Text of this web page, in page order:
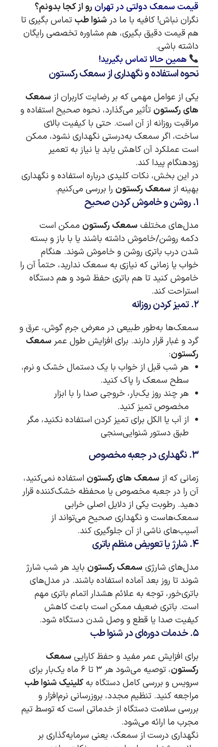
قیمت سمعک دولتی در تهران رو از کجا بدونم؟
نگران نباش! کافیه با ما در شنوا طب تماس بگیری تا
هم قیمت دقیق بگیری، هم مشاوره تخصصی رایگان
داشته باشی.
همین حالا تماس بگیرید!
نحوه استفاده و نگهداری از سمعک رکستون
یکی از عوامل مهمی که بر رضایت کاربران از سمعک
های رکستون تأثیر می‌گذارد، نحوه صحیح استفاده و
مراقبت روزانه از آن است. حتی با کیفیت بالای
ساخت، اگر سمعک به‌درستی نگهداری نشود، ممکن
است عملکرد آن کاهش یابد یا نیاز به تعمیر
زودهنگام پیدا کند.
در این بخش، نکات کلیدی درباره استفاده و نگهداری
بهینه از سمعک رکستون را بررسی می‌کنیم.
۱. روشن و خاموش کردن صحیح
مدل‌های مختلف سمعک رکستون ممکن است
دکمه روشن/خاموش داشته باشند یا با باز و بسته
شدن درب باتری روشن و خاموش شوند. هنگام
خواب یا زمانی که نیازی به سمعک ندارید، حتماً آن را
خاموش کنید تا هم باتری حفظ شود و هم دستگاه
استراحت کند.
۲. تمیز کردن روزانه
سمعک‌ها به‌طور طبیعی در معرض جرم گوش، عرق و
گرد و غبار قرار دارند. برای افزایش طول عمر سمعک
رکستون:
هر شب قبل از خواب با یک دستمال خشک و نرم،
سطح سمعک را پاک کنید.
هر چند روز یک‌بار، خروجی صدا را با ابزار
مخصوص تمیز کنید.
از آب یا الکل برای تمیز کردن استفاده نکنید، مگر
طبق دستور شنوایی‌سنجی
۳. نگهداری در جعبه مخصوص
زمانی که از سمعک های رکستون استفاده نمی‌کنید،
آن را در جعبه مخصوص یا محفظه خشک‌کننده قرار
دهید. رطوبت یکی از دلایل اصلی خرابی
سمعک‌هاست و نگهداری صحیح می‌تواند از
آسیب‌های ناشی از آن جلوگیری کند.
۴. شارژ یا تعویض منظم باتری
مدل‌های شارژی سمعک رکستون باید هر شب شارژ
شوند تا روز بعد آماده استفاده باشند. در مدل‌های
باتری‌خور، توجه به علائم هشدار اتمام باتری مهم
است. باتری ضعیف ممکن است باعث کاهش
کیفیت صدا یا قطع و وصل شدن دستگاه شود.
۵. خدمات دوره‌ای در شنوا طب
برای افزایش عمر مفید و حفظ کارایی سمعک
رکستون
، توصیه می‌شود هر ۳ تا ۶ ماه یک‌بار برای
سرویس و بررسی کامل دستگاه بهکلینیک شنوا طب
مراجعه کنید. تنظیم مجدد، بروزرسانی نرم‌افزار و
بررسی سلامت دستگاه از خدماتی است که توسط تیم
مجرب ما ارائه می‌شود.
نگهداری درست از سمعک، یعنی سرمایه‌گذاری بر